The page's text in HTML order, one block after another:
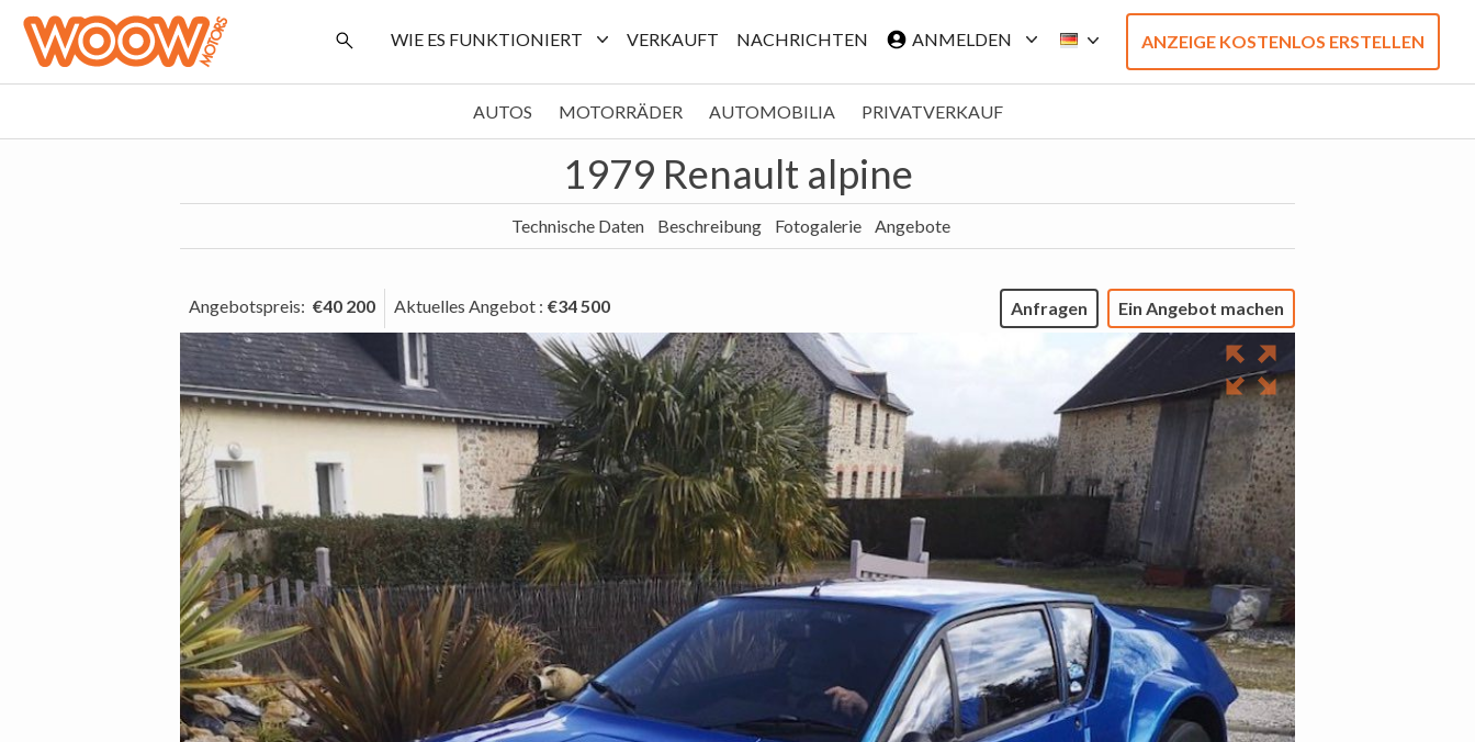
WIE ES FUNKTIONIERT VERKAUFT NACHRICHTEN ANMELDEN ANZEIGE KOSTENLOS ERSTELLEN
AUTOS MOTORRÄDER AUTOMOBILIA PRIVATVERKAUF
1979 Renault alpine
Technische Daten Beschreibung Fotogalerie Angebote
Angebotspreis: €40 200 Aktuelles Angebot : €34 500 Anfragen Ein Angebot machen